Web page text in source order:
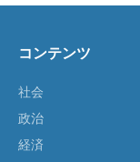
コンテンツ
社会
政治
経済